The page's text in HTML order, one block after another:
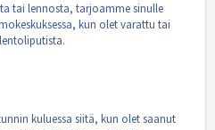
tai lennosta, tarjoamme sinulle
kun olet varattu tai
kuluessa siitä, kun olet saanut